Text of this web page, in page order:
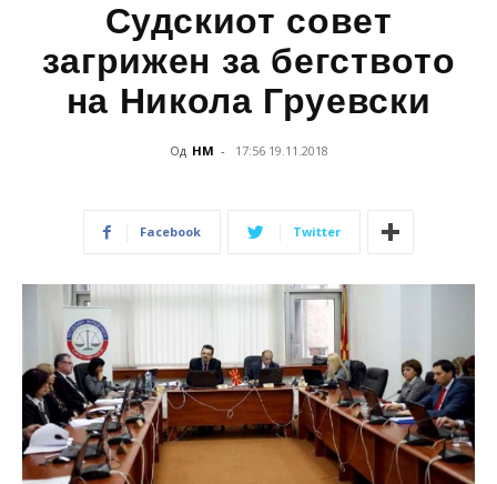
Судскиот совет
загрижен за бегството
на Никола Груевски
Од НМ - 17:56 19.11.2018
Facebook Twitter